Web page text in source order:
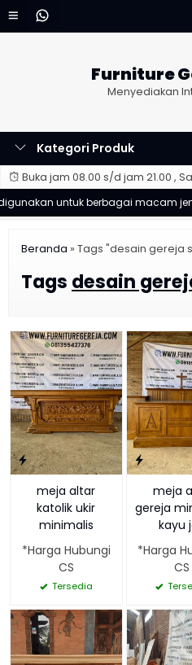
Furniture
Menyediakan
Kategori Produk
Buka jam 08.00 s/d jam 21.00 ,
untuk berbagai macam
Beranda » Tags "desain gereja
Tags desain
meja altar
katolik ukir
minimalis
*Harga Hubungi
CS
Tersedia
meja
gereja
kayu
*Harga
CS